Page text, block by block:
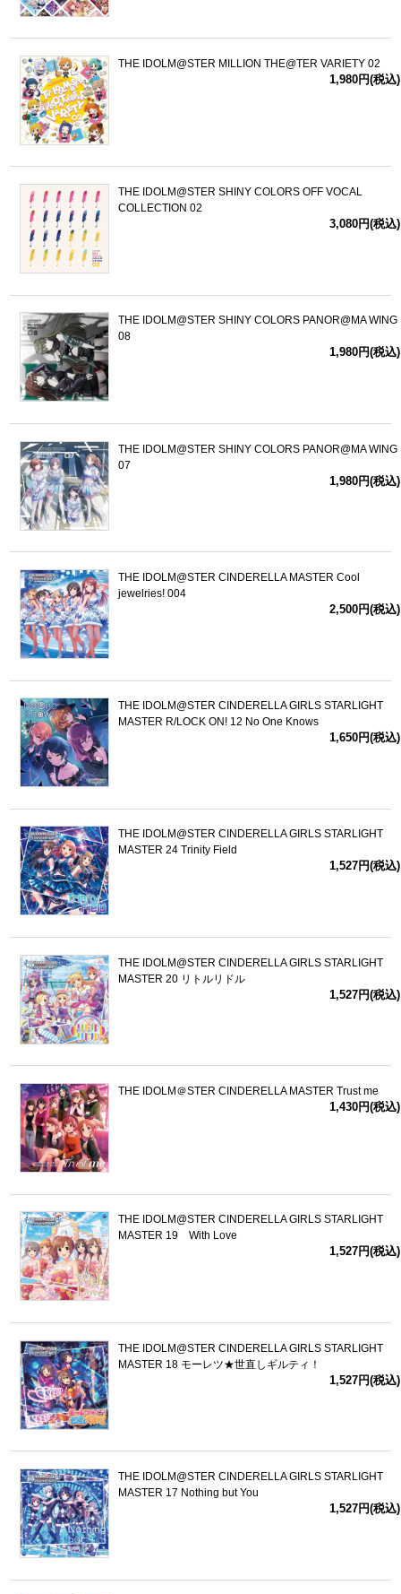
THE IDOLM@STER MILLION THE@TER VARIETY 02
1,980円(税込)
THE IDOLM@STER SHINY COLORS OFF VOCAL
COLLECTION 02
3,080円(税込)
THE IDOLM@STER SHINY COLORS PANOR@MA WING
08
1,980円(税込)
THE IDOLM@STER SHINY COLORS PANOR@MA WING
07
1,980円(税込)
THE IDOLM@STER CINDERELLA MASTER Cool
jewelries! 004
2,500円(税込)
THE IDOLM@STER CINDERELLA GIRLS STARLIGHT
MASTER R/LOCK ON! 12 No One Knows
1,650円(税込)
THE IDOLM@STER CINDERELLA GIRLS STARLIGHT
MASTER 24 Trinity Field
1,527円(税込)
THE IDOLM@STER CINDERELLA GIRLS STARLIGHT
MASTER 20 リトルリドル
1,527円(税込)
THE IDOLM＠STER CINDERELLA MASTER Trust me
1,430円(税込)
THE IDOLM@STER CINDERELLA GIRLS STARLIGHT
MASTER 19 With Love
1,527円(税込)
THE IDOLM@STER CINDERELLA GIRLS STARLIGHT
MASTER 18 モーレツ★世直しギルティ！
1,527円(税込)
THE IDOLM@STER CINDERELLA GIRLS STARLIGHT
MASTER 17 Nothing but You
1,527円(税込)